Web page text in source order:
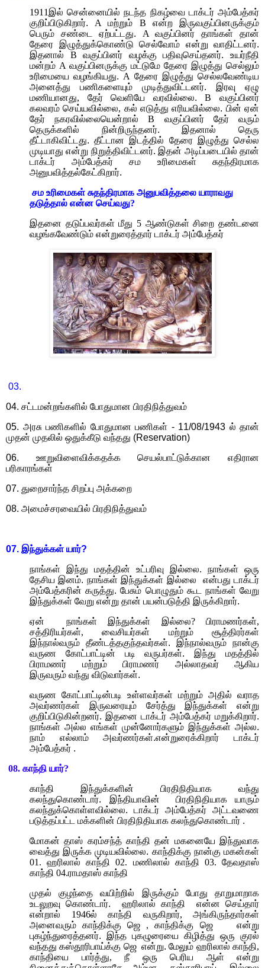
1911 இல் சென்னையில் நடந்த நிகழ்வை டாக்டர் அம்பேத்கர்
குறிப்பிடுகிறார். Aமற்றும் B என்ற இருவகுப்பினருக்கும்
பெரும் சண்டை ஏற்பட்டது. Aவகுப்பினர் தாங்கள் தான்
தேரை இழுத்துக்கொண்டு செல்வோம் என்று வாதிட்டனர்.
இதனால் Bவகுப்பினர் வழக்கு பதிவுசெய்தனர். உயர்நீதி
மன்றம் A வகுப்பினருக்கு மட்டுமே தேரை இழுத்து செல்லும்
உரிமையை வழங்கியது. A தேரை இழுத்து செல்லவேண்டிய
அனைத்து பணிகளையும் முடித்துவிட்டனர். இரவு ஏழு
மணியானது, தேர் வெளியே வரவில்லை.Bவகுப்பினர்
கலவரம் செய்யவில்லை, கல் எடுத்து எரியவில்லை. பின் ஏன்
தேர் நகரவில்லையென்றால்B வகுப்பினர் தேர் வரும்
தெருக்களில் நின்றிருந்தனர். இதனால் தெரு
தீட்டாகிவிட்டது. தீட்டான இடத்தில் தேரை இழுத்து செல்ல
முடியாது என்று நிறுத்திவிட்டனர். இதன் அடிப்படையில் தான்
டாக்டர் அம்பேத்கர்
சம உரிமைகள் சுதந்திரமாக
அனுபவித்தல்கேட்கிறார்.
சம உரிமைகள் சுதந்திரமாக அனுபவித்தலை யாராவது
தடுத்தால் என்ன செய்வது?
இதனை தடுப்பவர்கள் மீது 5 ஆண்டுகள் சிறை தண்டனை
வழங்கவேண்டும் என்றுரைத்தார் டாக்டர் அம்பேத்கர்
03.
04. சட்டமன்றங்களில் போதுமான பிரதிநித்துவம்
05. அரசு பணிகளில் போதுமான பணிகள் -11/08/1943 ல் தான்
முதன் முதலில் ஒதுக்கீடு வந்தது (Reservation)
06. ஊறுவிளைவிக்கதக்க செயல்பாட்டுக்கான எதிரான
பரிகாரங்கள்
07. துறைசார்ந்த சிறப்பு அக்கறை
08. அமைச்சரவையில் பிரதிநித்துவம்
07. இந்துக்கள் யார்?
நாங்கள் இந்து மதத்தின் உட்பரிவு இல்லை. நாங்கள் ஒரு
தேசிய இனம். நாங்கள் இந்துக்கள் இல்லை
என்பது டாக்டர்
அம்பேத்கரின் கருத்து. பேசும் பொழுதும் கூட நாங்கள் வேறு
இந்துக்கள் வேறு என்று தான் பயன்படுத்தி இருக்கிறார்.
ஏன்
நாங்கள் இந்துக்கள் இல்லை?பிராமணர்கள்,
சத்திரியர்கள்,வைசியர்கள் மற்றும் சூத்திரர்கள்
இந்நால்வரும் தீண்டத்தகுந்தவர்கள். இந்நால்வரும் நான்கு
வருண கோட்பாட்டின் படி வருபர்கள். இந்து மதத்தில்
பிராமணர் மற்றும் பிராமணர் அல்லாதவர் ஆகிய
இருவரும் வந்து விடுவார்கள்.
வருண கோட்பாட்டின்படி உள்ளவர்கள் மற்றும் அதில் வராத
அவர்ணர்கள் இருவரையும் சேர்த்து இந்துக்கள் என்று
குறிப்பிடுகின்றனர். இதனை டாக்டர் அம்பேத்கர் மறுக்கிறார்.
நாங்கள் அல்ல எங்கள் முன்னோர்களும் இந்துக்கள் அல்ல.
நாம் எல்லாம் அவர்ணர்கள்.என்றுரைக்கிறார் டாக்டர்
அம்பேத்கர் .
08. காந்தி யார்?
காந்தி இந்துக்களின் பிரதிநிதியாக வந்து
கலந்துகொண்டார். இந்தியாவின்
பிரதிநிதியாக யாரும்
கலந்துக்கொள்ளவில்லை. டாக்டர் அம்பேத்கர் அட்டவணை
படுத்தப்பட்ட மக்களின் பிரதிநிதியாக கலந்துகொண்டார் .
மோகன் தாஸ் கரம்சந்த் காந்தி தன் மகனையே இந்துவாக
வைத்து இருக்க முடியவில்லை. காந்திக்கு நான்கு மகன்கள்
01.ஹரிலால் காந்தி02. மணிலால் காந்தி 03.தேவதாஸ்
காந்தி 04.ராமதாஸ் காந்தி
முதல் குழந்தை வயிற்றில் இருக்கும் போது தாறுமாறாக
உடலுறவு கொண்டார்.
ஹரிலால் காந்தி
என்ன செய்தார்
என்றால் 1946ல் காந்தி வருகிறார், அங்கிருந்தார்கள்
அனைவரும் காந்திக்கு ஜெ ,காந்திக்கு ஜெ
என்று
புகழ்ந்துரைத்தனர். இந்த புகழுரையை கிழித்து ஒரு குரல்
வந்தது கஸ்தூரிபாய்க்கு ஜெ என்று. மேலும் ஹரிலால் காந்தி,
காந்தியை பார்த்து, நீ ஒரு பெரிய ஆள் என்று